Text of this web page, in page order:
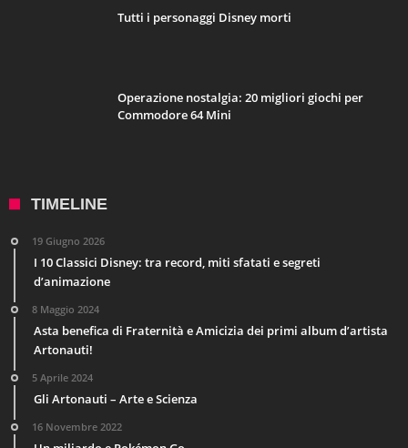
Tutti i personaggi Disney morti
Operazione nostalgia: 20 migliori giochi per
Commodore 64 Mini
TIMELINE
19 Giugno 2026
I 10 Classici Disney: tra record, miti sfatati e segreti
d’animazione
8 Maggio 2024
Asta benefica di Fraternità e Amicizia dei primi album d’artista
Artonauti!
5 Aprile 2024
Gli Artonauti – Arte e Scienza
16 Novembre 2022